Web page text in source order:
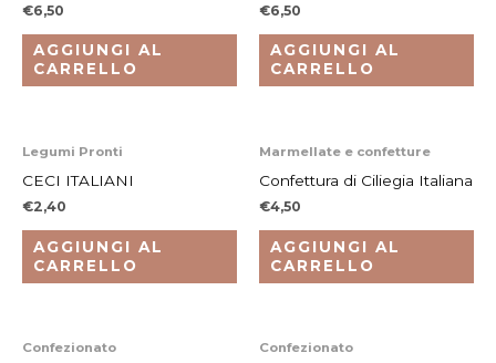
€6,50
AGGIUNGI AL
CARRELLO
€6,50
AGGIUNGI AL
CARRELLO
Legumi Pronti
CECI ITALIANI
€2,40
AGGIUNGI AL
CARRELLO
Marmellate e confetture
Confettura di Ciliegia Italiana
€4,50
AGGIUNGI AL
CARRELLO
Confezionato Confezionato